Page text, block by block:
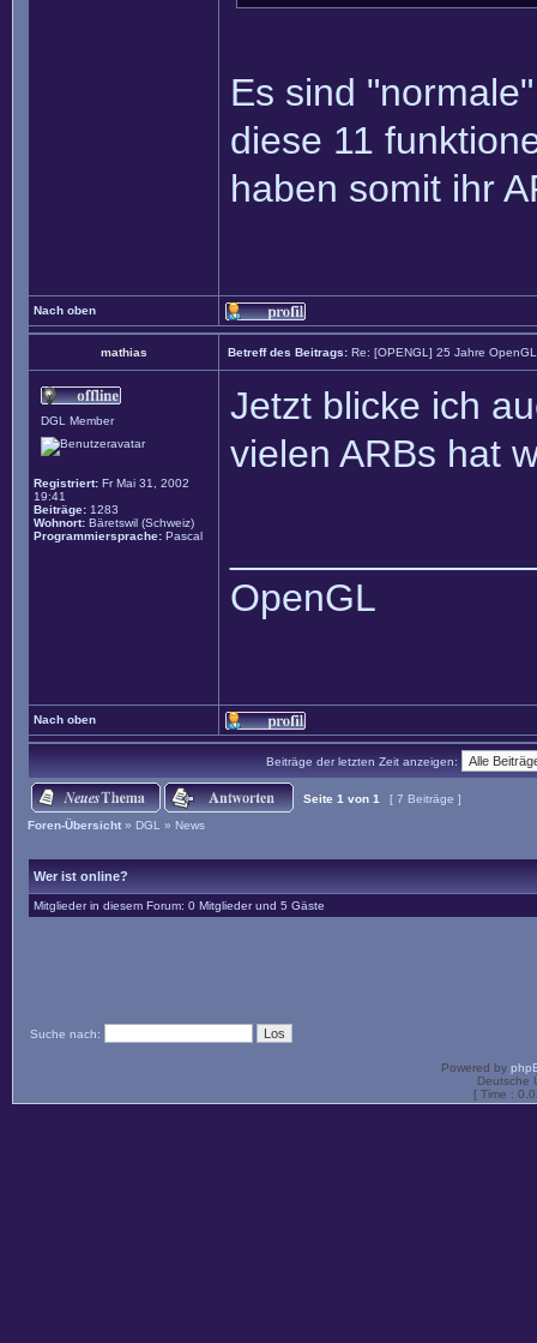
Es sind
diese 11
haben somit ihr
Nach oben
mathias Betreff des Beitrags: Re: [OPENGL] 25 Jahre
DGL Member
Registriert: Fr Mai 31, 2002
19:41
Beiträge: 1283
Wohnort: Bäretswil (Schweiz)
Programmiersprache: Pascal
Jetzt blicke ich
vielen ARBs hat
OpenGL
Nach oben
Beiträge der letzten Zeit anzeigen:
Seite 1 von 1
[ 7 Beiträge ]
Foren-Übersicht » DGL » News
Wer ist online?
Mitglieder in diesem Forum: 0 Mitglieder und 5 Gäste
Suche nach:
Powered by
Deutsche
[ Time :